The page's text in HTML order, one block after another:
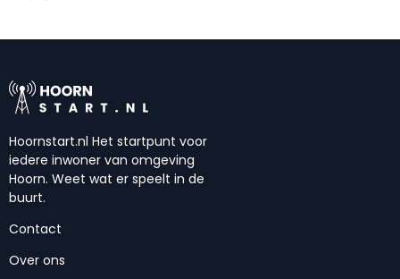
Hoornstart.nl Het startpunt voor
iedere inwoner van omgeving
Hoorn. Weet wat er speelt in de
buurt.
Contact
Over ons